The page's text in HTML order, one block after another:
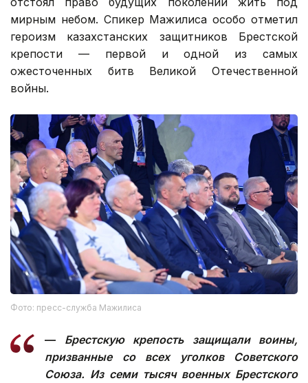
мирным небом. Спикер Мажилиса особо отметил
героизм казахстанских защитников Брестской
крепости — первой и одной из самых
ожесточенных битв Великой Отечественной
войны.
Фото: пресс-служба Мажилиса
— Брестскую крепость защищали воины,
призванные со всех уголков Советского
Союза. Из семи тысяч военных Брестского